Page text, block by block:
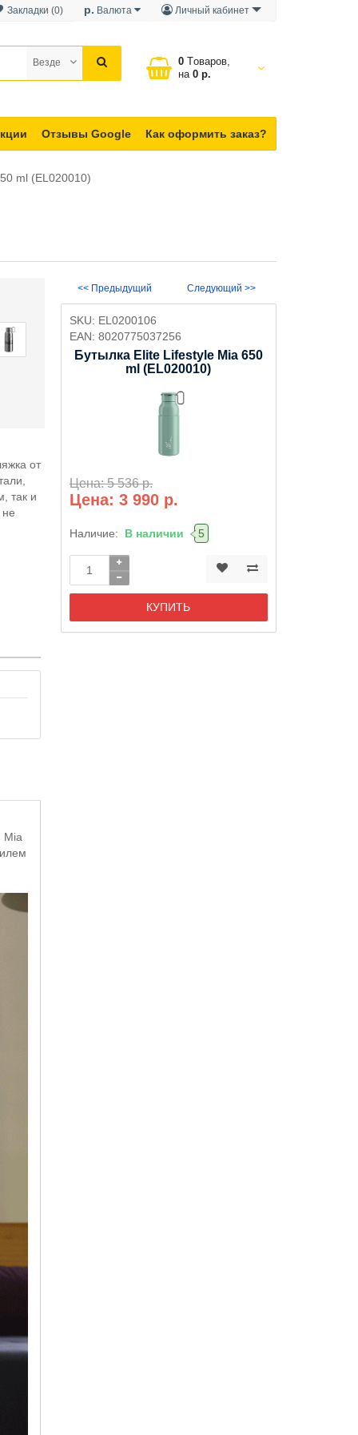
Личный кабинет
р. Валюта
Закладки (0)
0 Tоваров,
на
0 р.
Везде
Отзывы Google Как оформить заказ?
ml (EL020010)
от
так и
<< Предыдущий Следующий >>
SKU: EL0200106
EAN: 8020775037256
Бутылка Elite Lifestyle Mia 650
ml (EL020010)
Цена: 5 536 р.
Цена: 3 990 р.
Наличие: В наличии 5
КУПИТЬ
Mia